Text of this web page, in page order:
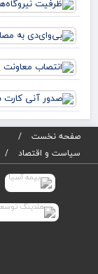
صفحه نخست
سیاست و اقتصاد